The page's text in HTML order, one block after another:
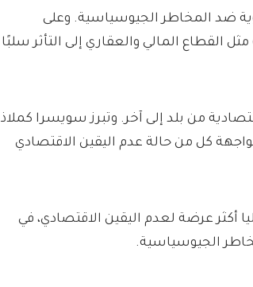
ضد المخاطر الجيوسياسية. وعلى
القطاع المالي والعقاري إلى التأثر سلبًا
من بلد إلى آخر. وتبرز سويسرا كملاذ
كل من حالة عدم اليقين الاقتصادي
أكثر عرضة لعدم اليقين الاقتصادي، في
الجيوسياسية.